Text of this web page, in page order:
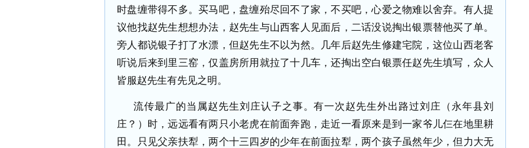
时盘缠带得不多。买马吧，盘缠殆尽回不了家，不买吧，心爱之物难以舍弃。有人提
议他找赵先生想想办法，赵先生与山西客人见面后，二话没说掏出银票替他买了单。
旁人都说银子打了水漂，但赵先生不以为然。几年后赵先生修建宅院，这位山西老客
听说后来到里三窑，仅盖房所用就拉了十几车，还掏出空白银票任赵先生填写，众人
皆服赵先生有先见之明。
流传最广的当属赵先生刘庄认子之事。有一次赵先生外出路过刘庄（永年县刘
庄？）时，远远看有两只小老虎在前面奔跑，走近一看原来是到一家爷儿仨在地里耕
田。只见父亲扶犁，两个十三四岁的少年在前面拉犁，两个孩子虽然年少，但力大无